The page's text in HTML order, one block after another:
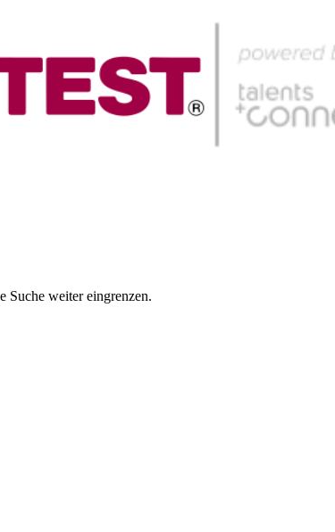
Suche weiter eingrenzen.